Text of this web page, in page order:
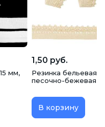
мм,
1,50 руб.
Резинка бельевая
песочно-бежевая
В корзину